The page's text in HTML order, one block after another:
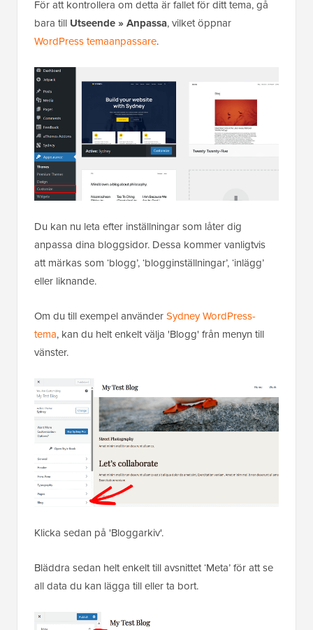
För att kontrollera om detta är fallet för ditt tema, gå
bara till Utseende»Anpassa, vilket öppnar
WordPress temaanpassare.
Du kan nu leta efter inställningar som låter dig
anpassa dina bloggsidor. Dessa kommer vanligtvis
att märkas som ‘blogg’, ‘blogginställningar’, ‘inlägg’
eller liknande.
Om du till exempel använderSydney WordPress-
tema, kan du helt enkelt välja 'Blogg' från menyn till
vänster.
Klicka sedan på 'Bloggarkiv'.
Bläddra sedan helt enkelt till avsnittet ‘Meta’ för att se
all data du kan lägga till eller ta bort.